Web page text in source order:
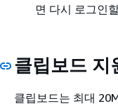
면 다시 로그인
클립보드 지
클립보드는 최대